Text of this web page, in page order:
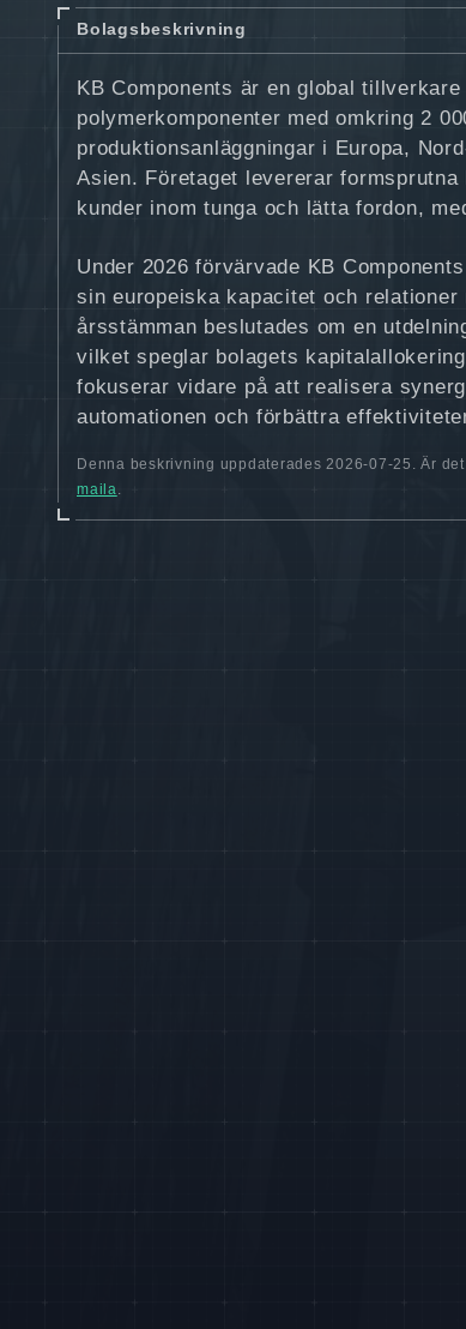
Bolagsbeskrivning
KB Components är en global
polymerkomponenter med omkring 2
produktionsanläggningar i Europa,
Asien. Företaget levererar
kunder inom tunga och lätta fordon,
Under 2026 förvärvade KB
sin europeiska kapacitet och relationer
årsstämman beslutades om en
vilket speglar bolagets
fokuserar vidare på att realisera
automationen och förbättra
Denna beskrivning uppdaterades 2026-07-25. Är
maila.